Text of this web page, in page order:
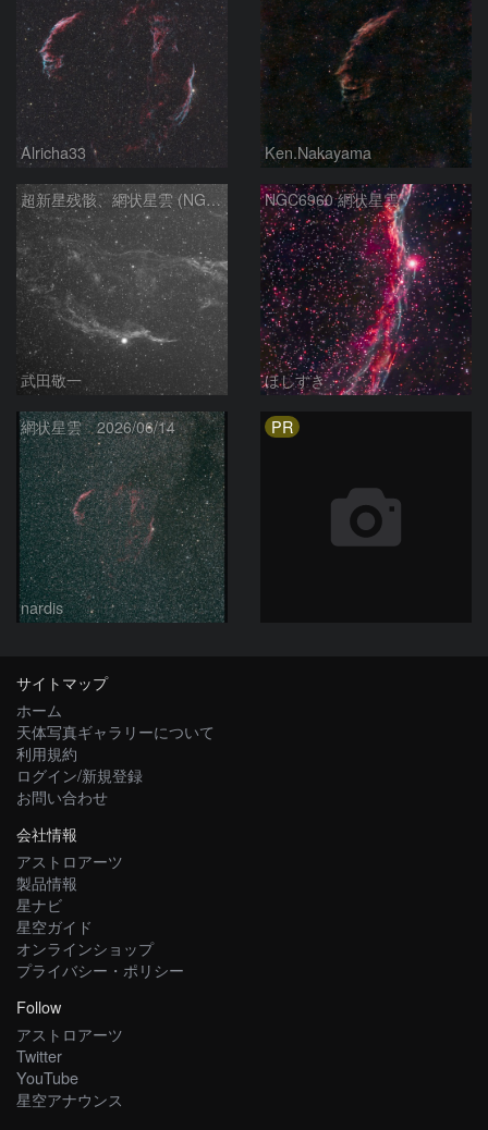
Alricha33 Ken.Nakayama
超新星残骸、網状星雲 (NGC6960)
武田敬一
NGC6960 網状星雲
ほしすき
網状星雲 2026/06/14
nardis
PR
サイトマップ
ホーム
天体写真ギャラリーについて
利用規約
ログイン/新規登録
お問い合わせ
会社情報
アストロアーツ
製品情報
星ナビ
星空ガイド
オンラインショップ
プライバシー・ポリシー
Follow
アストロアーツ
Twitter
YouTube
星空アナウンス